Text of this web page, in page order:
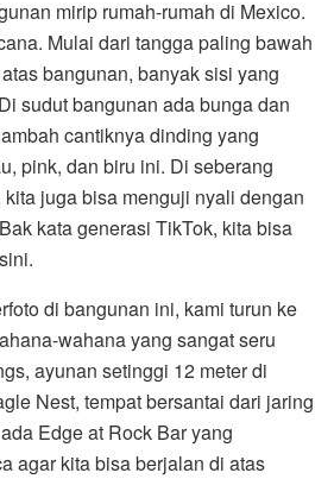
mirip rumah-rumah di Mexico.
Mulai dari tangga paling bawah
bangunan, banyak sisi yang
sudut bangunan ada bunga dan
cantiknya dinding yang
pink, dan biru ini. Di seberang
juga bisa menguji nyali dengan
kata generasi TikTok, kita bisa
di bangunan ini, kami turun ke
wahana yang sangat seru
ayunan setinggi 12 meter di
Nest, tempat bersantai dari jaring
Edge at Rock Bar yang
agar kita bisa berjalan di atas